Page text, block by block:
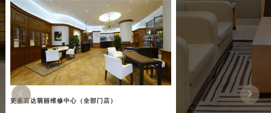
更多百达翡丽维修中心（全部门店）

